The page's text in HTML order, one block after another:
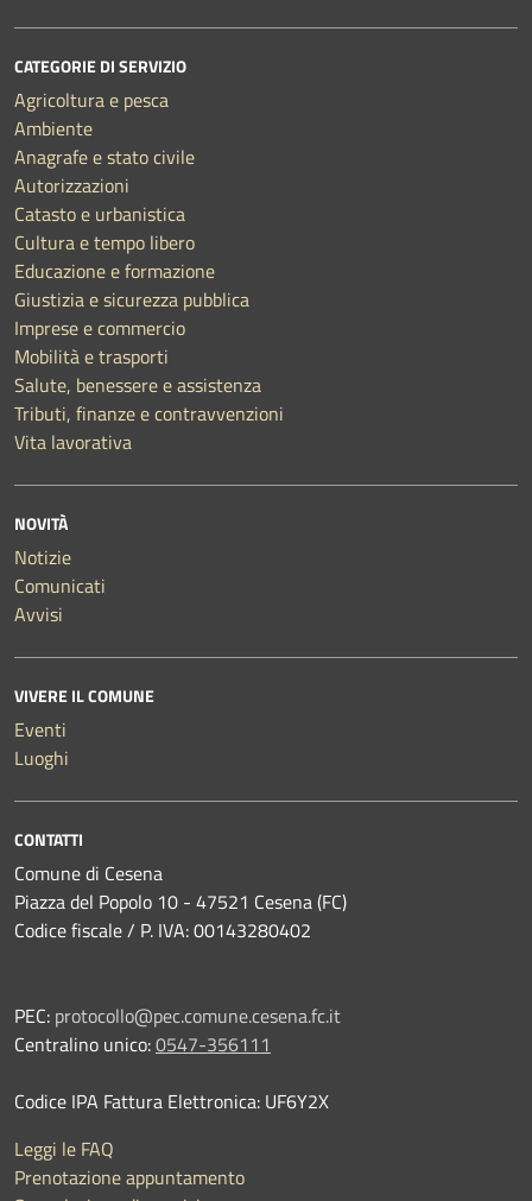
CATEGORIE DI SERVIZIO
Agricoltura e pesca
Ambiente
Anagrafe e stato civile
Autorizzazioni
Catasto e urbanistica
Cultura e tempo libero
Educazione e formazione
Giustizia e sicurezza pubblica
Imprese e commercio
Mobilità e trasporti
Salute, benessere e assistenza
Tributi, finanze e contravvenzioni
Vita lavorativa
NOVITÀ
Notizie
Comunicati
Avvisi
VIVERE IL COMUNE
Eventi
Luoghi
CONTATTI
Comune di Cesena
Piazza del Popolo 10 - 47521 Cesena (FC)
Codice fiscale / P. IVA: 00143280402
PEC: protocollo@pec.comune.cesena.fc.it
Centralino unico:0547-356111
Codice IPA Fattura Elettronica: UF6Y2X
Leggi le FAQ
Prenotazione appuntamento